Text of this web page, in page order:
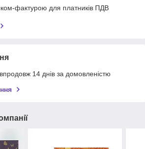
фактурою для платників ПДВ
14 днів за домовленістю